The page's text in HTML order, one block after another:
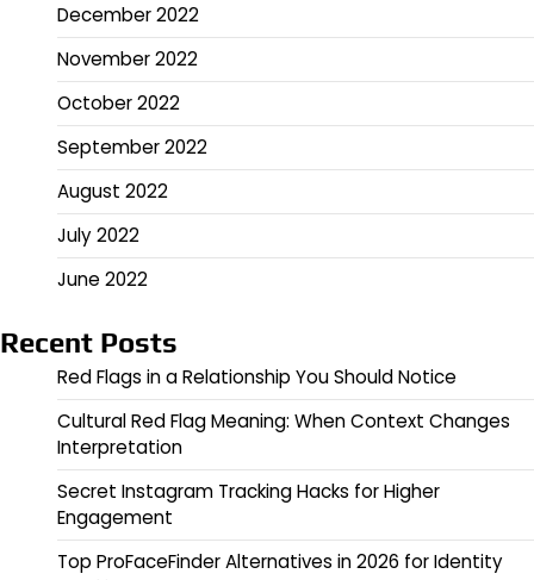
December 2022
November 2022
October 2022
September 2022
August 2022
July 2022
June 2022
Recent Posts
Red Flags in a Relationship You Should Notice
Cultural Red Flag Meaning: When Context Changes
Interpretation
Secret Instagram Tracking Hacks for Higher
Engagement
Top ProFaceFinder Alternatives in 2026 for Identity